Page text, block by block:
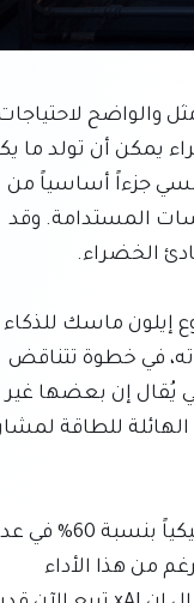
بشكل مباشر مع دعواته البيئية السابقة. هذا الاعتماد الكبير على توربينات الغاز، التي يُقال إن بعضها غير